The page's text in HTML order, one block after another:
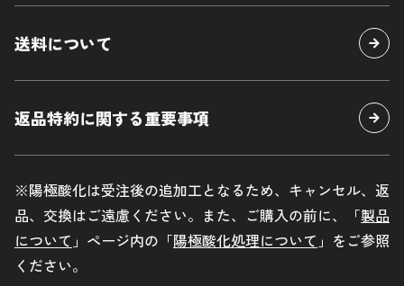
車種別キットはこちら
お問い合わせ
送料について
返品特約に関する重要事項
※陽極酸化は受注後の追加工となるため、キャンセル、返
品、交換はご遠慮ください。また、ご購入の前に、「製品
について 」ページ内の「陽極酸化処理について 」をご参照
ください。